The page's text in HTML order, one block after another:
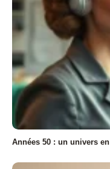
Années 50 : un univers